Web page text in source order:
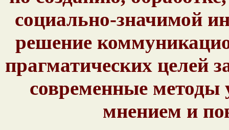
социально-значимой
решение
прагматических целей
современные
мнением и